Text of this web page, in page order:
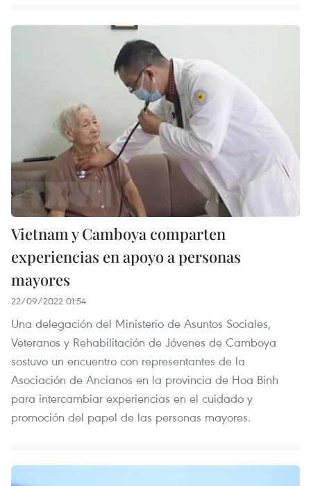
Vietnam y Camboya comparten
experiencias en apoyo a personas
mayores
22/09/2022 01:54
Una delegación del Ministerio de Asuntos Sociales,
Veteranos y Rehabilitación de Jóvenes de Camboya
sostuvo un encuentro con representantes de la
Asociación de Ancianos en la provincia de Hoa Binh
para intercambiar experiencias en el cuidado y
promoción del papel de las personas mayores.